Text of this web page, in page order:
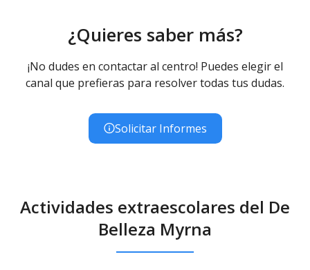
¿Quieres saber más?
¡No dudes en contactar al centro! Puedes elegir el
canal que prefieras para resolver todas tus dudas.
Solicitar Informes
Actividades extraescolares del De
Belleza Myrna